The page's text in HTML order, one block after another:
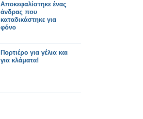
Αποκεφαλίστηκε ένας
άνδρας που
καταδικάστηκε για
φόνο
Πορτιέρο για γέλια και
για κλάματα!